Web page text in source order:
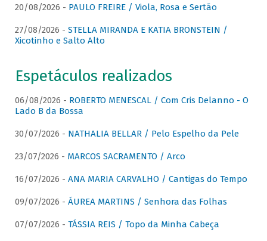
20/08/2026 - PAULO FREIRE / Viola, Rosa e Sertão
27/08/2026 - STELLA MIRANDA E KATIA BRONSTEIN /
Xicotinho e Salto Alto
Espetáculos realizados
06/08/2026 - ROBERTO MENESCAL / Com Cris Delanno - O
Lado B da Bossa
30/07/2026 - NATHALIA BELLAR / Pelo Espelho da Pele
23/07/2026 - MARCOS SACRAMENTO / Arco
16/07/2026 - ANA MARIA CARVALHO / Cantigas do Tempo
09/07/2026 - ÁUREA MARTINS / Senhora das Folhas
07/07/2026 - TÁSSIA REIS / Topo da Minha Cabeça